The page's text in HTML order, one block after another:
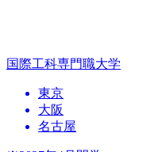
国際工科専門職大学
東京
大阪
名古屋